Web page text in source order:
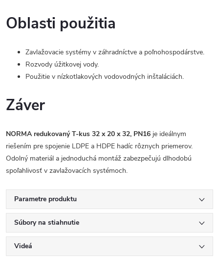
Oblasti použitia
Zavlažovacie systémy v záhradníctve a poľnohospodárstve.
Rozvody úžitkovej vody.
Použitie v nízkotlakových vodovodných inštaláciách.
Záver
NORMA redukovaný T-kus 32 x 20 x 32, PN16 je ideálnym
riešením pre spojenie LDPE a HDPE hadíc rôznych priemerov.
Odolný materiál a jednoduchá montáž zabezpečujú dlhodobú
spoľahlivosť v zavlažovacích systémoch.
Parametre produktu
Súbory na stiahnutie
Videá